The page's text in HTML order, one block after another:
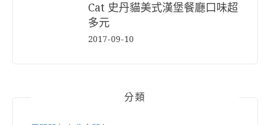
Cat 史丹貓美式漢堡餐廳口味超
多元
2017-09-10
分類